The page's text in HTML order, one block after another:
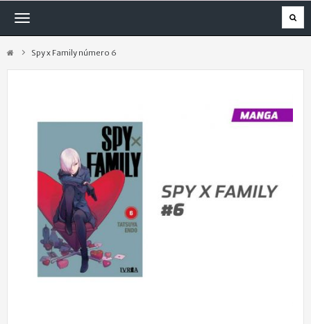
Navegación
Spy x Family número 6